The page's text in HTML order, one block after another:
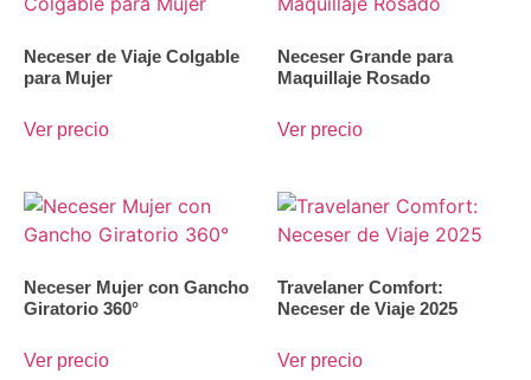
Neceser de Viaje Colgable
para Mujer
Ver precio
Neceser Grande para
Maquillaje Rosado
Ver precio
Neceser Mujer con Gancho
Giratorio 360°
Ver precio
Travelaner Comfort:
Neceser de Viaje 2025
Ver precio